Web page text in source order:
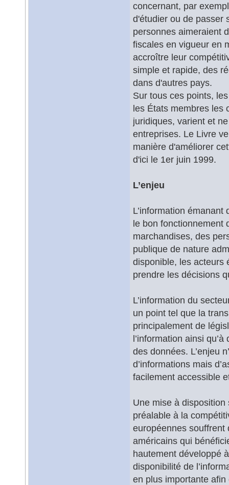
concernant, par
d'étudier ou de passer
personnes aimeraient
fiscales en vigueur en
accroître leur
simple et rapide, des
dans d'autres pays.
Sur tous ces points,
les États membres les
juridiques, varient et
entreprises. Le Livre
manière d'améliorer
d'ici le 1er juin 1999.
L’enjeu
L’information
le bon fonctionnement
marchandises, des
publique de nature
disponible, les acteurs
prendre les décisions
L’information du
un point tel que la
principalement de
l’information ainsi
des données. L’enjeu
d’informations mais
facilement accessible
Une mise à disposition
préalable à la
européennes souffrent
américains qui
hautement développé
disponibilité de
en plus importante